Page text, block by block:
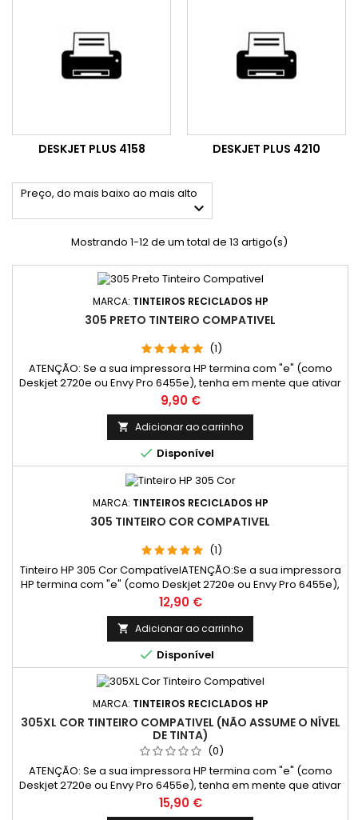
DESKJET PLUS 4158 DESKJET PLUS 4210
Preço, do mais baixo ao mais alto

Mostrando 1-12 de um total de 13 artigo(s)
MARCA: TINTEIROS RECICLADOS HP
305 PRETO TINTEIRO COMPATIVEL
(1)
ATENÇÃO: Se a sua impressora HP termina com "e" (como
Deskjet 2720e ou Envy Pro 6455e), tenha em mente que ativar
o programa HP+ pode limitar o uso de tinteiros compatíveis e
reciclados. O HP+ oferece vantagens como impressão na
nuvem, mas requer apenas tinteiros originais e conexão à
Internet. Recomendação: Para utilizar tinteiros compatíveis
ou...
Preço
9,90 €
 Adicionar ao carrinho
 Disponível
MARCA: TINTEIROS RECICLADOS HP
305 TINTEIRO COR COMPATIVEL
(1)
Tinteiro HP 305 Cor CompatívelATENÇÃO:Se a sua impressora
HP termina com "e" (como Deskjet 2720e ou Envy Pro 6455e),
tenha em mente que ativar o programa HP+ pode limitar o
uso de tinteiros compatíveis e reciclados. O HP+ oferece
vantagens como impressão na nuvem, mas requer apenas
tinteiros originais e conexão à Internet.Recomendação:Para
utilizar...
Preço
12,90 €
 Adicionar ao carrinho
 Disponível
MARCA: TINTEIROS RECICLADOS HP
305XL COR TINTEIRO COMPATIVEL (NÃO ASSUME O NÍVEL
DE TINTA)
(0)
ATENÇÃO: Se a sua impressora HP termina com "e" (como
Deskjet 2720e ou Envy Pro 6455e), tenha em mente que ativar
o programa HP+ pode limitar o uso de tinteiros compatíveis e
reciclados. O HP+ oferece vantagens como impressão na
Preço
15,90 €